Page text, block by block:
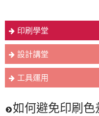
印刷學堂
設計講堂
工具運用
如何避免印刷